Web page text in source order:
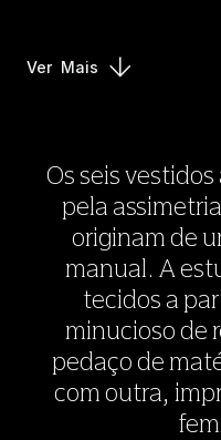
coleção “Grotto”
Ver Mais
Os seis
pela
originam de
manual. A
tecidos a
minucioso de
pedaço de
com outra,